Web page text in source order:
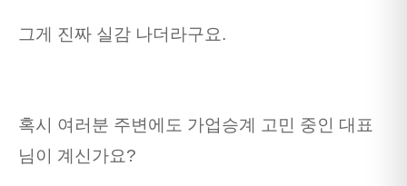
그게 진짜 실감 나더라구요.
혹시 여러분 주변에도 가업승계 고민 중인 대표
님이 계신가요?